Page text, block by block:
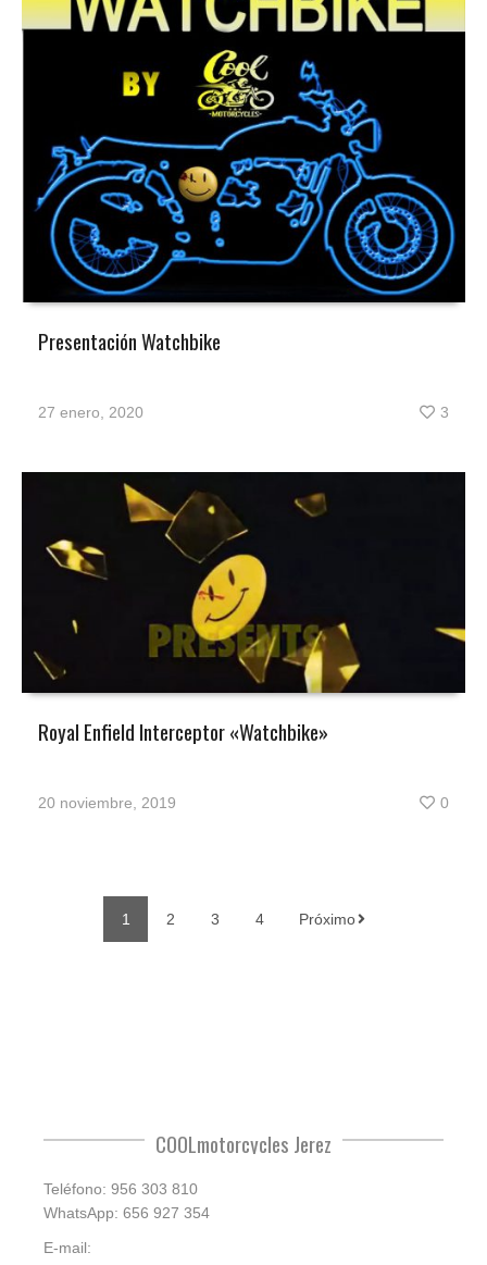
Presentación Watchbike
27 enero, 2020 3
Royal Enfield Interceptor «Watchbike»
20 noviembre, 2019 0
1 2 3 4 Próximo
COOLmotorcycles Jerez
Teléfono: 956 303 810
WhatsApp: 656 927 354
E-mail: